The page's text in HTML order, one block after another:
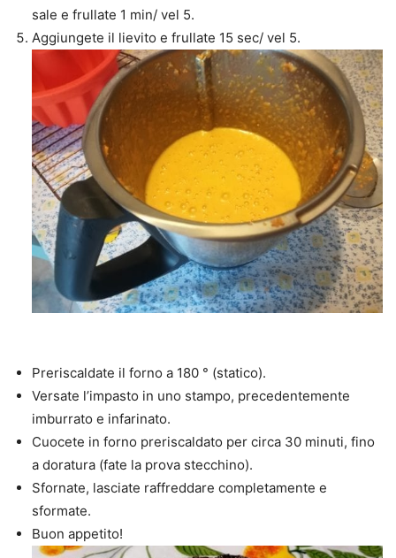
sale e frullate 1 min/ vel 5.
Aggiungete il lievito e frullate 15 sec/ vel 5.
Preriscaldate il forno a 180 ° (statico).
Versate l’impasto in uno stampo, precedentemente
imburrato e infarinato.
Cuocete in forno preriscaldato per circa 30 minuti, fino
a doratura (fate la prova stecchino).
Sfornate, lasciate raffreddare completamente e
sformate.
Buon appetito!